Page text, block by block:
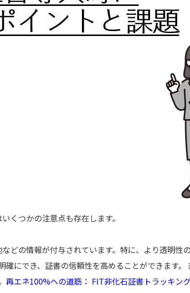
くつかの注意点も存在します。
どの情報が付与されています。特に、より透明性
にでき、証書の信頼性を高めることができます
再エネ100%への道筋： FIT非化石証書トラッキン